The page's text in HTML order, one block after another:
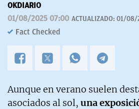
OKDIARIO
01/08/2025 07:00 ACTUALIZADO: 01/08/
Fact Checked
Aunque en verano suelen
asociados al sol, una